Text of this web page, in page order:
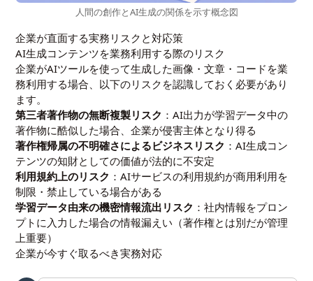
人間の創作とAI生成の関係を示す概念図
企業が直面する実務リスクと対応策
AI生成コンテンツを業務利用する際のリスク
企業がAIツールを使って生成した画像・文章・コードを業
務利用する場合、以下のリスクを認識しておく必要があり
ます。
第三者著作物の無断複製リスク ：AI出力が学習データ中の
著作物に酷似した場合、企業が侵害主体となり得る
著作権帰属の不明確さによるビジネスリスク ：AI生成コン
テンツの知財としての価値が法的に不安定
利用規約上のリスク ：AIサービスの利用規約が商用利用を
制限・禁止している場合がある
学習データ由来の機密情報流出リスク ：社内情報をプロン
プトに入力した場合の情報漏えい（著作権とは別だが管理
上重要）
企業が今すぐ取るべき実務対応